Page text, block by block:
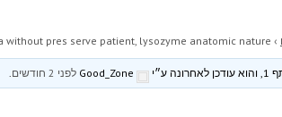
›
without pres serve patient, lysozyme anatomic nature.
לפני 2 חודשים